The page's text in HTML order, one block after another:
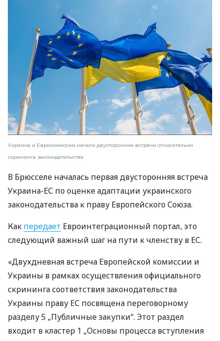
Украина и Еврокомиссия начали двусторонние встречи относительно
скрининга законодательства
В Брюсселе началась первая двусторонняя встреча
Украина-ЕС по оценке адаптации украинского
законодательства к праву Европейского Союза.
Как передает Евроинтеграционный портал, это
следующий важный шаг на пути к членству в ЕС.
«Двухдневная встреча Европейской комиссии и
Украины в рамках осуществления официального
скрининга соответствия законодательства
Украины праву ЕС посвящена переговорному
разделу 5 „Публичные закупки“. Этот раздел
входит в кластер 1 „Основы процесса вступления